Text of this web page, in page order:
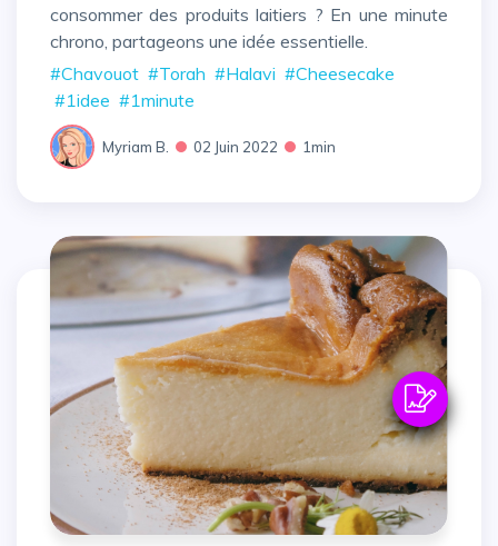
consommer des produits laitiers ? En une minute
chrono, partageons une idée essentielle.
#Chavouot #Torah #Halavi #Cheesecake
#1idee #1minute
Myriam B. 02 Juin 2022 1min